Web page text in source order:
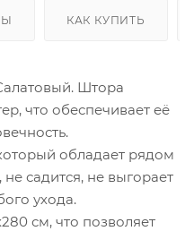
КАК КУПИТЬ
Штора
что обеспечивает её
обладает рядом
садится, не выгорает
ухода.
см, что позволяет